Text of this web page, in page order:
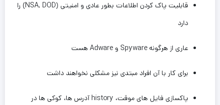
قابلیت پاک کردن اطلاعات بطور عادی و امنیتی ( NSA, DOD
) را
دارد
عاری از هرگونه Spyware و Adware هست
برای کار با آن افراد مبتدی نیز مشکلی نخواهند داشت
پاكسازی فایل های موقت، historyآدرس ها، کوکی ها در